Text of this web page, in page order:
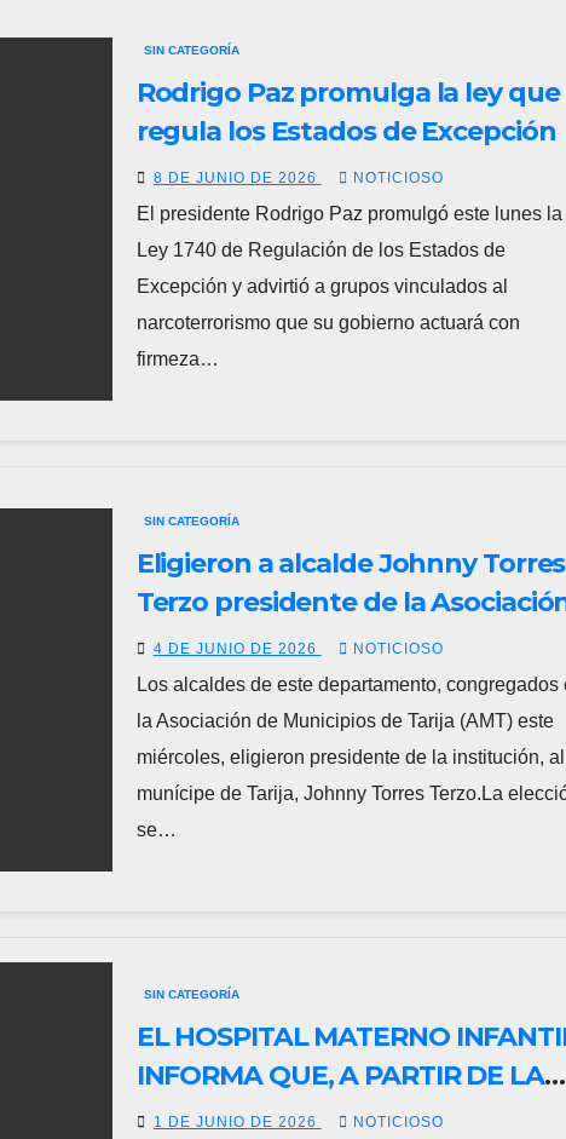
SIN CATEGORÍA
Rodrigo Paz promulga la ley que
regula los Estados de Excepción
8 DE JUNIO DE 2026 NOTICIOSO
El presidente Rodrigo Paz promulgó este lunes la
Ley 1740 de Regulación de los Estados de
Excepción y advirtió a grupos vinculados al
narcoterrorismo que su gobierno actuará con
firmeza…
SIN CATEGORÍA
Eligieron a alcalde Johnny Torres
Terzo presidente de la
de Municipios
4 DE JUNIO DE 2026 NOTICIOSO
Los alcaldes de este departamento, congregados
la Asociación de Municipios de Tarija (AMT) este
miércoles, eligieron presidente de la institución, al
munícipe de Tarija, Johnny Torres Terzo.La
se…
SIN CATEGORÍA
EL HOSPITAL MATERNO
INFORMA QUE, A PARTIR DE LA
FECHA, REALIZARÁ LA ATENCIÓN
1 DE JUNIO DE 2026 NOTICIOSO